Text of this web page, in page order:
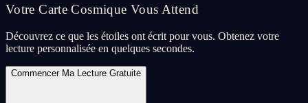
Votre Carte Cosmique Vous Attend
Découvrez ce que les étoiles ont écrit pour vous. Obtenez votre
lecture personnalisée en quelques secondes.
Commencer Ma Lecture Gratuite